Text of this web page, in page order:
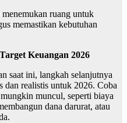
ruang untuk
memastikan kebutuhan
Keuangan 2026
saat ini, langkah selanjutnya
dan realistis untuk 2026. Coba
muncul, seperti biaya
dana darurat, atau